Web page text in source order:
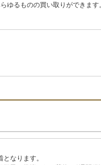
ゆるものの買い取りができます
なります。